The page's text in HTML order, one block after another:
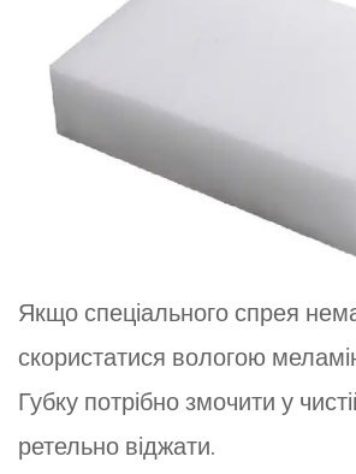
Якщо спеціального спрея
скористатися вологою
Губку потрібно змочити у
ретельно віджати.